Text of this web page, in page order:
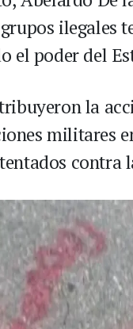
ilegales
el poder del
la
militares
contra